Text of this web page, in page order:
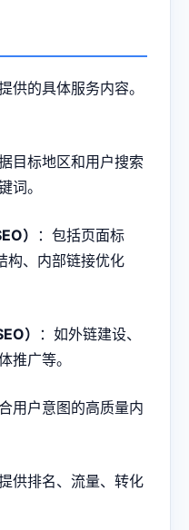
供的具体服务内容。
目标地区和用户搜索
词。
）
：包括页面标
构、内部链接优化
）
：如外链建设、
推广等。
用户意图的高质量内
供排名、流量、转化